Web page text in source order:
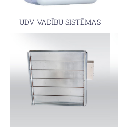
UDV. VADĪBU SISTĒMAS